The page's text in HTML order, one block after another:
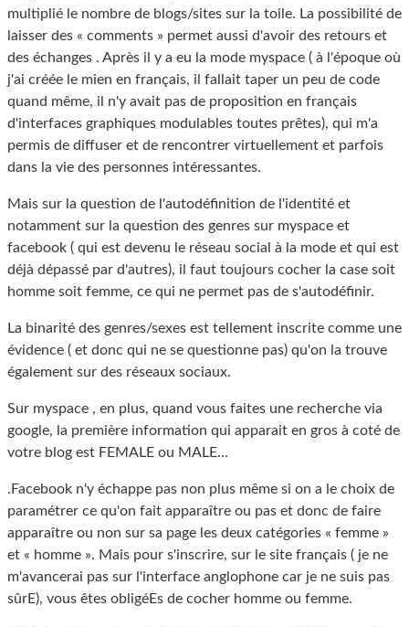
multiplié le nombre de blogs/sites sur la toile. La possibilité de
laisser des « comments » permet aussi d'avoir des retours et
des échanges . Après il y a eu la mode myspace ( à l'époque où
j'ai créée le mien en français, il fallait taper un peu de code
quand même, il n'y avait pas de proposition en français
d'interfaces graphiques modulables toutes prêtes), qui m'a
permis de diffuser et de rencontrer virtuellement et parfois
dans la vie des personnes intéressantes.
Mais sur la question de l'autodéfinition de l'identité et
notamment sur la question des genres sur myspace et
facebook ( qui est devenu le réseau social à la mode et qui est
déjà dépassé par d'autres), il faut toujours cocher la case soit
homme soit femme, ce qui ne permet pas de s'autodéfinir.
La binarité des genres/sexes est tellement inscrite comme une
évidence ( et donc qui ne se questionne pas) qu'on la trouve
également sur des réseaux sociaux.
Sur myspace , en plus, quand vous faites une recherche via
google, la première information qui apparait en gros à coté de
votre blog est FEMALE ou MALE...
.Facebook n'y échappe pas non plus même si on a le choix de
paramétrer ce qu'on fait apparaître ou pas et donc de faire
apparaître ou non sur sa page les deux catégories « femme »
et « homme ». Mais pour s'inscrire, sur le site français ( je ne
m'avancerai pas sur l'interface anglophone car je ne suis pas
sûrE), vous êtes obligéEs de cocher homme ou femme.